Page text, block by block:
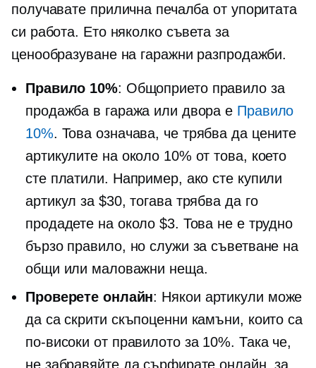
получавате прилична печалба от упоритата
си работа. Ето няколко съвета за
ценообразуване на гаражни разпродажби.
Правило 10%: Общоприето правило за
продажба в гаража или двора е Правило
10%. Това означава, че трябва да цените
артикулите на около 10% от това, което
сте платили. Например, ако сте купили
артикул за $30, тогава трябва да го
продадете на около $3. Това не е трудно
бързо правило, но служи за съветване на
общи или маловажни неща.
Проверете онлайн: Някои артикули може
да са скрити скъпоценни камъни, които са
по-високи от правилото за 10%. Така че,
не забравяйте да сърфирате онлайн, за